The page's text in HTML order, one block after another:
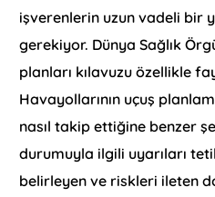
işverenlerin uzun vadeli bir
gerekiyor. Dünya Sağlık
planları kılavuzu özellikle
Havayollarının uçuş
nasıl takip ettiğine benzer
durumuyla ilgili uyarıları
belirleyen ve riskleri ileten